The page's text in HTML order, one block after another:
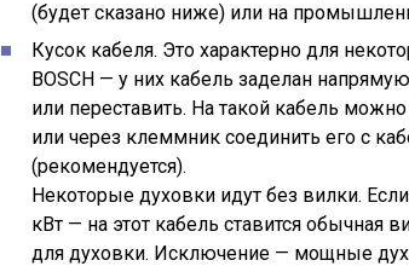
(будет сказано ниже) или на
Кусок кабеля. Это характерно для
BOSCH — у них кабель заделан
или переставить. На такой кабель
или через клеммник соединить его с
(рекомендуется).
Некоторые духовки идут без вилки.
кВт — на этот кабель ставится обычная
для духовки. Исключение — мощные